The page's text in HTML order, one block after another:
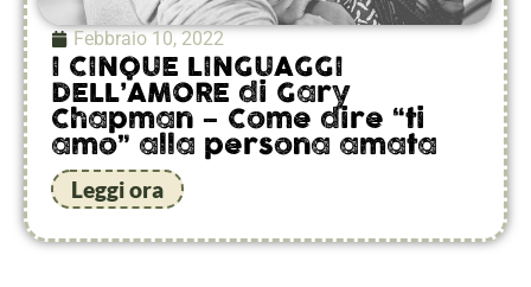
Febbraio 10, 2022
I CINQUE LINGUAGGI
DELL’AMORE di Gary
Chapman – Come dire “ti
amo” alla persona amata
Leggi ora